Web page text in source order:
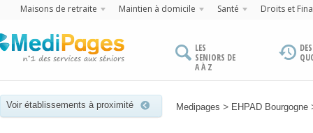
Maisons de retraite Maintien à domicile Santé Droits et
LES
SENIORS DE
A À Z
Voir établissements à proximité Medipages > EHPAD Bourgogne